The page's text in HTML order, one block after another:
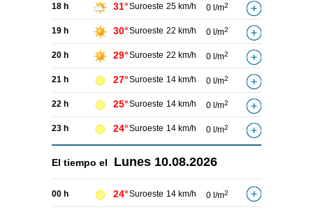
18 h 31°Suroeste 25 km/h 0 l/m2
19 h 30°Suroeste 22 km/h 0 l/m2
20 h 29°Suroeste 22 km/h 0 l/m2
21 h 27°Suroeste 14 km/h 0 l/m2
22 h 25°Suroeste 14 km/h 0 l/m2
23 h 24°Suroeste 14 km/h 0 l/m2
El tiempo el Lunes 10.08.2026
00 h 24°Suroeste 14 km/h 0 l/m2